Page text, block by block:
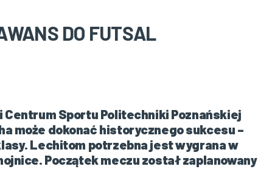
DO FUTSAL
Centrum Sportu Politechniki Poznańskiej
może dokonać historycznego sukcesu –
Lechitom potrzebna jest wygrana w
Początek meczu został zaplanowany